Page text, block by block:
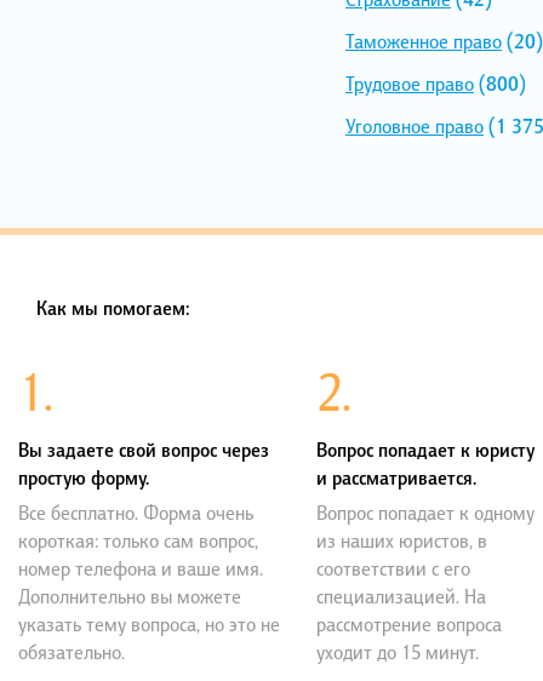
Таможенное право(20)
Трудовое право(800)
Уголовное право(1
Как мы помогаем:
1.
Вы задаете свой вопрос через
простую форму.
Все бесплатно. Форма очень
короткая: только сам вопрос,
номер телефона и ваше имя.
Дополнительно вы можете
указать тему вопроса, но это не
обязательно.
2.
Вопрос попадает к юристу
и рассматривается.
Вопрос попадает к одному
из наших юристов, в
соответствии с его
специализацией. На
рассмотрение вопроса
уходит до 15 минут.